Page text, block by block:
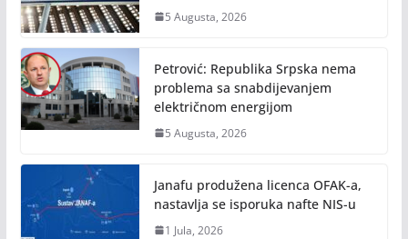
5 Augusta, 2026
Petrović: Republika Srpska nema
problema sa snabdijevanjem
električnom energijom
5 Augusta, 2026
Janafu produžena licenca OFAK-a,
nastavlja se isporuka nafte NIS-u
1 Jula, 2026